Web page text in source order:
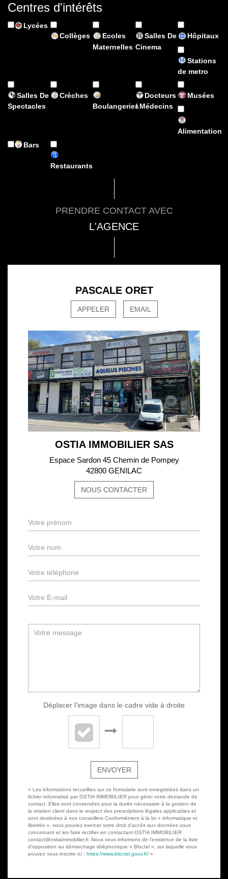
Centres d'intérêts
Lycées
Collèges
Ecoles
Maternelles
Salles De
Cinema
Hôpitaux
Stations
de metro
Salles De
Spectacles
Crèches
Boulangeries
Docteurs
/ Médecins
Musées
Alimentation
Bars
Restaurants
PRENDRE CONTACT AVEC
L'AGENCE
PASCALE ORET
APPELER EMAIL
OSTIA IMMOBILIER SAS
Espace Sardon 45 Chemin de Pompey
42800 GENILAC
NOUS CONTACTER
Déplacer l'image dans le cadre vide à droite
ENVOYER
« Les informations recueillies sur ce formulaire sont enregistrées dans un
fichier informatisé par OSTIA IMMOBILIER pour gérer votre demande de
contact. Elles sont conservées pour la durée nécessaire à la gestion de
la relation client dans le respect des prescriptions légales applicables et
sont destinées à nos conseillers Conformément à la loi « informatique et
libertés », vous pouvez exercer votre droit d'accès aux données vous
concernant et les faire rectifier en contactant OSTIA IMMOBILIER
contact@ostiaimmobilier.fr. Nous vous informons de l'existence de la liste
d'opposition au démarchage téléphonique « Bloctel », sur laquelle vous
pouvez vous inscrire ici : https://www.bloctel.gouv.fr/ »